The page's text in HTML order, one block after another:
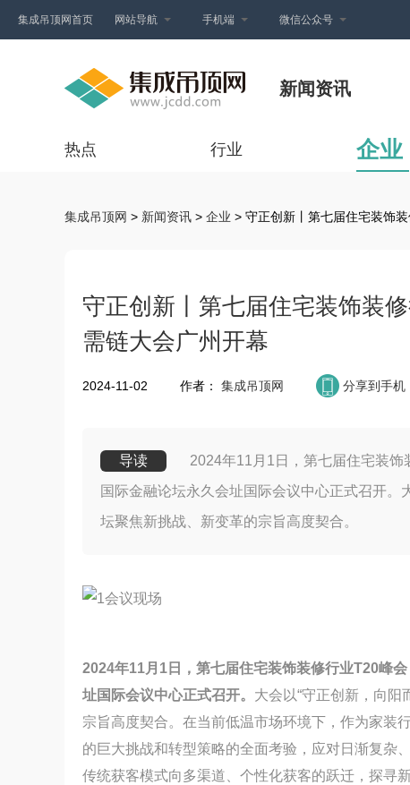
集成吊顶网首页 网站导航 手机端 微信公众号
新闻资讯
热点 行业 企业
集成吊顶网 > 新闻资讯 > 企业 > 守正创新丨第七届住宅装饰
守正创新丨第七届住宅装饰装
需链大会广州开幕
2024-11-02 作者： 集成吊顶网 分享到手机
导读
2024年11月1日，第七届住宅装
国际金融论坛永久会址国际会议中心正式召开。
坛聚焦新挑战、新变革的宗旨高度契合。
2024年11月1日，第七届住宅装饰装修行业T20峰
址国际会议中心正式召开。 大会以“守正创新，向阳
宗旨高度契合。在当前低温市场环境下，作为家装
的巨大挑战和转型策略的全面考验，应对日渐复杂
传统获客模式向多渠道、个性化获客的跃迁，探寻